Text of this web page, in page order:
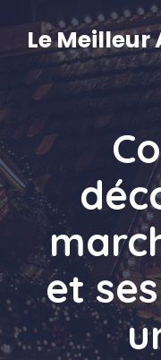
contenu
Le Meilleur
et